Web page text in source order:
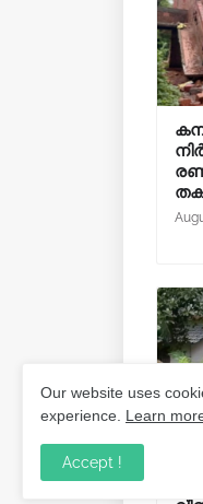
Our website uses
experience. Learn
Accept !